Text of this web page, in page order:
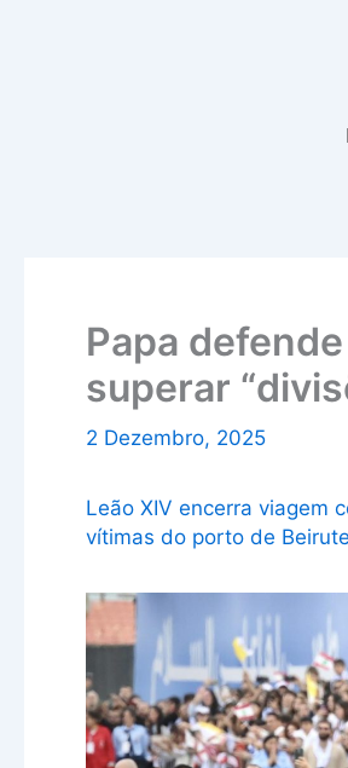
Papa
superar
2 Dezembro, 2025
Leão XIV encerra viagem
vítimas do porto de Beirute